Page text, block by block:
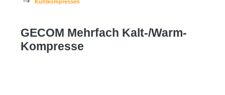
Kühlkompressen
GECOM Mehrfach Kalt-/Warm-
Kompresse